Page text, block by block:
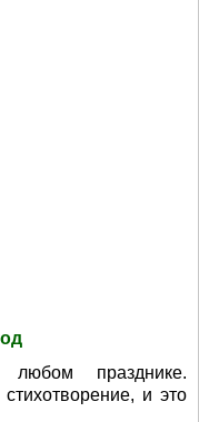
празднике.
и это